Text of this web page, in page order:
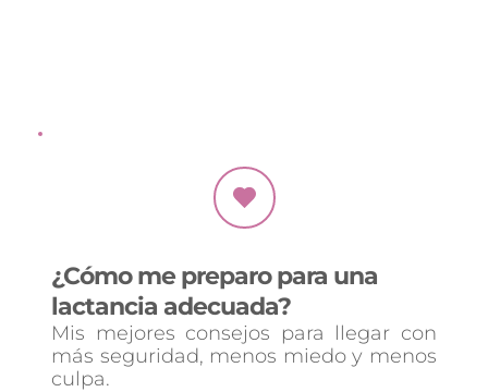
¿Cómo me preparo para una
lactancia adecuada?
Mis mejores consejos para llegar con
más seguridad, menos miedo y menos
culpa.